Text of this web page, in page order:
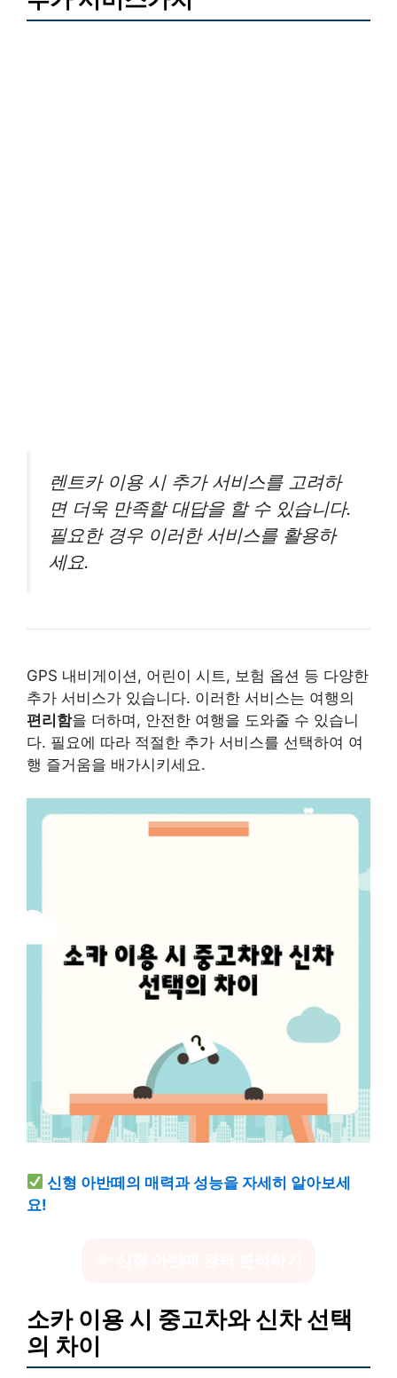
렌트카 이용 시 추가 서비스를 고려하
면 더욱 만족할 대답을 할 수 있습니다.
필요한 경우 이러한 서비스를 활용하
세요.
GPS 내비게이션, 어린이 시트, 보험 옵션 등 다양한
추가 서비스가 있습니다. 이러한 서비스는 여행의
편리함을 더하며, 안전한 여행을 도와줄 수 있습니
다. 필요에 따라 적절한 추가 서비스를 선택하여 여
행 즐거움을 배가시키세요.
신형 아반떼의 매력과 성능을 자세히 알아보세
요!
소카 이용 시 중고차와 신차 선택
의 차이